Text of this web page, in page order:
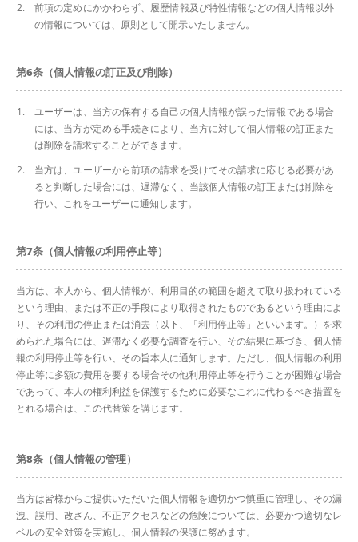
前項の定めにかかわらず、履歴情報及び特性情報などの個人情報以外
の情報については、原則として開示いたしません。
第6条（個人情報の訂正及び削除）
ユーザーは、当方の保有する自己の個人情報が誤った情報である場合
には、当方が定める手続きにより、当方に対して個人情報の訂正また
は削除を請求することができます。
当方は、ユーザーから前項の請求を受けてその請求に応じる必要があ
ると判断した場合には、遅滞なく、当該個人情報の訂正または削除を
行い、これをユーザーに通知します。
第7条（個人情報の利用停止等）
当方は、本人から、個人情報が、利用目的の範囲を超えて取り扱われている
という理由、または不正の手段により取得されたものであるという理由によ
り、その利用の停止または消去（以下、「利用停止等」といいます。）を求
められた場合には、遅滞なく必要な調査を行い、その結果に基づき、個人情
報の利用停止等を行い、その旨本人に通知します。ただし、個人情報の利用
停止等に多額の費用を要する場合その他利用停止等を行うことが困難な場合
であって、本人の権利利益を保護するために必要なこれに代わるべき措置を
とれる場合は、この代替策を講じます。
第8条（個人情報の管理）
当方は皆様からご提供いただいた個人情報を適切かつ慎重に管理し、その漏
洩、誤用、改ざん、不正アクセスなどの危険については、必要かつ適切なレ
ベルの安全対策を実施し、個人情報の保護に努めます。